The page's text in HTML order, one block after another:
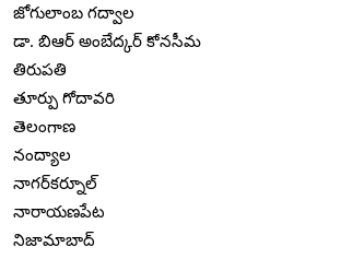
జోగులాంబ గద్వాల
డా. బిఆర్ అంబేద్కర్ కోనసీమ
తిరుపతి
తూర్పు గోదావరి
తెలంగాణ
నంద్యాల
నాగర్‌కర్నూల్
నారాయణపేట
నిజామాబాద్